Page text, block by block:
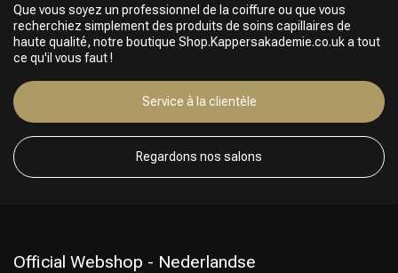
Que vous soyez un professionnel de la coiffure ou que vous
recherchiez simplement des produits de soins capillaires de
haute qualité, notre boutique Shop.Kappersakademie.co.uk a tout
ce qu'il vous faut !
Service à la clientèle
Regardons nos salons
Official Webshop - Nederlandse